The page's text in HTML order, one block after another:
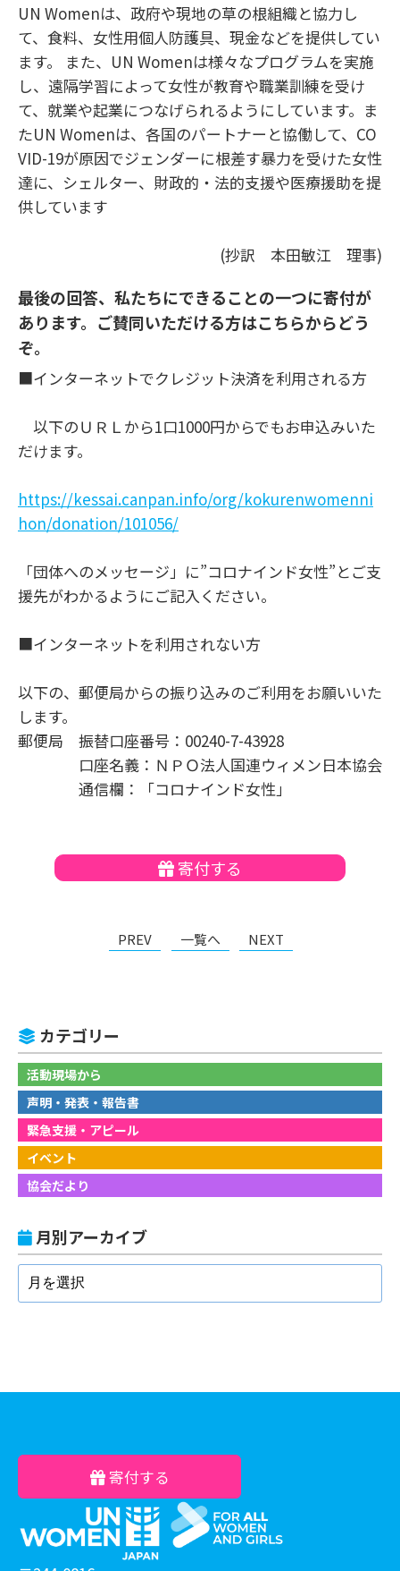
UN Womenは、政府や現地の草の根組織と協力し
て、食料、女性用個人防護具、現金などを提供してい
ます。 また、UN Womenは様々なプログラムを実施
し、遠隔学習によって女性が教育や職業訓練を受け
て、就業や起業につなげられるようにしています。ま
たUN Womenは、各国のパートナーと協働して、CO
VID-19が原因でジェンダーに根差す暴力を受けた女性
達に、シェルター、財政的・法的支援や医療援助を提
供しています
(抄訳 本田敏江 理事)
最後の回答、私たちにできることの一つに寄付が
あります。ご賛同いただける方はこちらからどう
ぞ。
■インターネットでクレジット決済を利用される方
以下のＵＲＬから1口1000円からでもお申込みいた
だけます。
https://kessai.canpan.info/org/kokurenwomenni
hon/donation/101056/
「団体へのメッセージ」に”コロナインド女性”とご支
援先がわかるようにご記入ください。
■インターネットを利用されない方
以下の、郵便局からの振り込みのご利用をお願いいた
します。
郵便局 振替口座番号：00240-7-43928
口座名義：ＮＰＯ法人国連ウィメン日本協会
通信欄：「コロナインド女性」
寄付する
PREV 一覧へ NEXT
カテゴリー
活動現場から
声明・発表・報告書
緊急支援・アピール
イベント
協会だより
月別アーカイブ
寄付する